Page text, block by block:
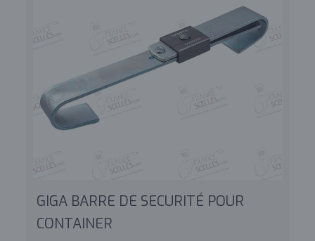
GIGA BARRE DE SECURITÉ POUR
CONTAINER